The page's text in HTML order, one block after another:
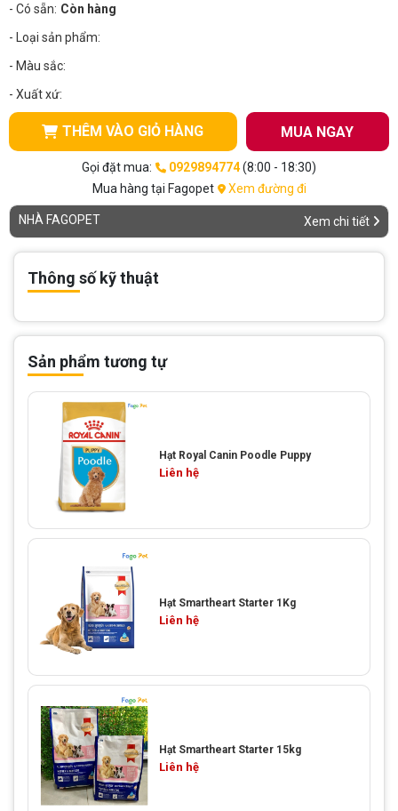
LIÊN HỆ
0929894774
- Có sẵn: Còn hàng
- Loại sản phẩm:
- Màu sắc:
- Xuất xứ:
THÊM VÀO GIỎ HÀNG MUA NGAY
Gọi đặt mua: 0929894774(8:00 - 18:30)
Mua hàng tại Fagopet
Xem đường đi
NHÀ FAGOPET Xem chi tiết
Thông số kỹ thuật
Sản phẩm tương tự
Hạt Royal Canin Poodle Puppy
Liên hệ
Hạt Smartheart Starter 1Kg
Liên hệ
Hạt Smartheart Starter 15kg
Liên hệ